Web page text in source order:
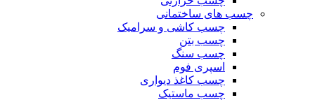
چسب های ساختمانی
چسب کاشی و سرامیک
چسب بتن
چسب سنگ
اسپری فوم
چسب کاغذ دیواری
چسب ماستیک